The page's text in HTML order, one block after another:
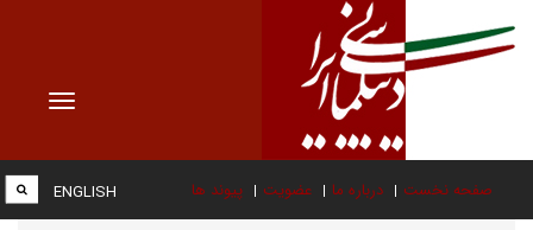
Toggle
صفحه نخست درباره ما عضویت پیوند ها ENGLISH